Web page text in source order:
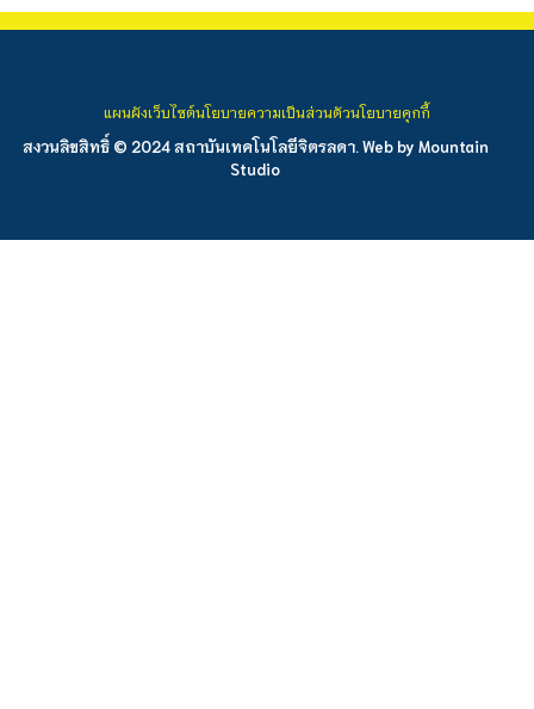
สงวนลิขสิทธิ์ © 2024 สถาบันเทคโนโลยีจิตรลดา. Web by Mountain
Studio
แผนผังเว็บไซต์นโยบายความเป็นส่วนตัวนโยบายคุกกี้